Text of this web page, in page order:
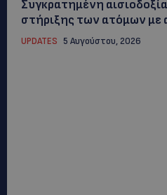
Συγκρατημένη
στήριξης των ατόμων με
UPDATES 5 Αυγούστου, 2026